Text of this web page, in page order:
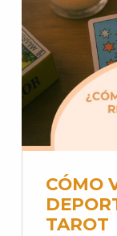
CÓMO
TAROT